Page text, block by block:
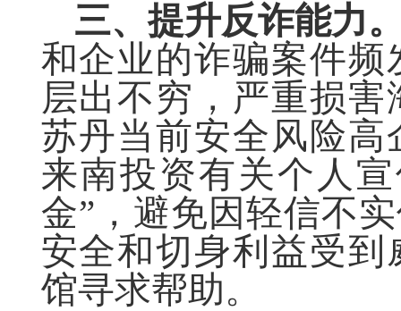
三、提升反诈能力
和企业的诈骗案件
层出不穷，严重损
苏丹当前安全风险
来南投资有关个人
金”，避免因轻信不
安全和切身利益受
馆寻求帮助。